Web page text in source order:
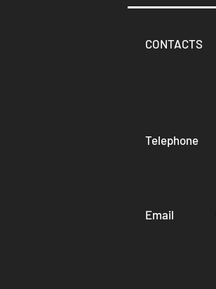
CONTACTS
Telephone
Email